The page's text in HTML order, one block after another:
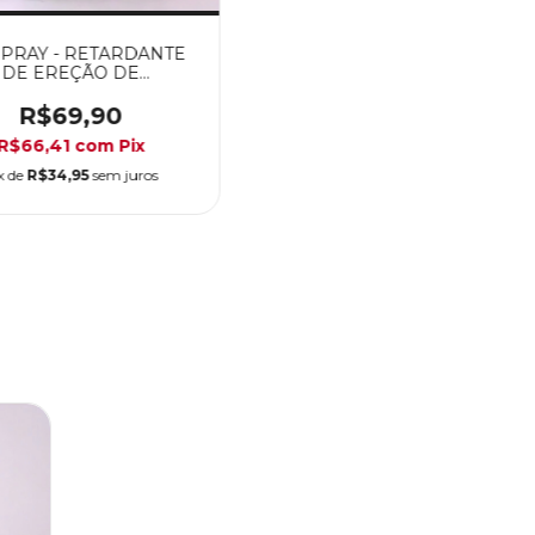
- RETARDANTE
DE EREÇÃO DE
R$69,90
com Pix
de R$34,95 sem juros